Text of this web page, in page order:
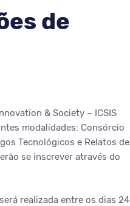
de
& Society – ICSIS
modalidades: Consórcio
Tecnológicos e Relatos de
se inscrever através do
realizada entre os dias 24